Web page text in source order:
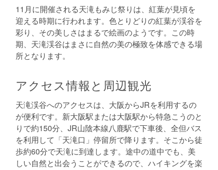
11月に開催される天滝もみじ祭りは、紅葉が見頃を
迎える時期に行われます。色とりどりの紅葉が渓谷を
彩り、その美しさはまるで絵画のようです。この時
期、天滝渓谷はまさに自然の美の極致を体感できる場
所となります。
アクセス情報と周辺観光
天滝渓谷へのアクセスは、大阪からJRを利用するの
が便利です。新大阪駅または大阪駅から特急こうのと
りで約150分、JR山陰本線八鹿駅で下車後、全但バス
を利用して「天滝口」停留所で降ります。そこから徒
歩約60分で天滝に到達します。途中の道中でも、美
しい自然と出会うことができるので、ハイキングを楽